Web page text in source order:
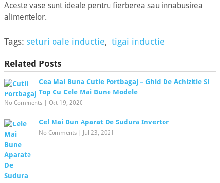
Aceste vase sunt ideale pentru fierberea sau innabusirea
alimentelor.
Tags: seturi oale inductie, tigai inductie
Related Posts
Cea Mai Buna Cutie Portbagaj – Ghid De Achizitie Si
Top Cu Cele Mai Bune Modele
No Comments| Oct 19, 2020
Cel Mai Bun Aparat De Sudura Invertor
No Comments| Jul 23, 2021